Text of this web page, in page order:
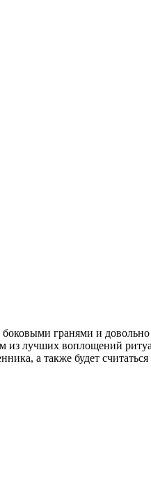
гранями и
лучших воплощений
а также будет